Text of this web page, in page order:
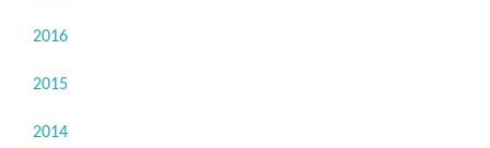
2016
2015
2014